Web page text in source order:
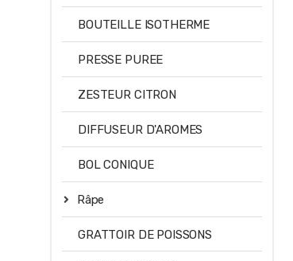
BOUTEILLE ISOTHERME
PRESSE PUREE
ZESTEUR CITRON
DIFFUSEUR D'AROMES
BOL CONIQUE
Râpe
GRATTOIR DE POISSONS